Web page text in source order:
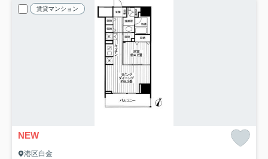
賃貸マンション
NEW
港区白金